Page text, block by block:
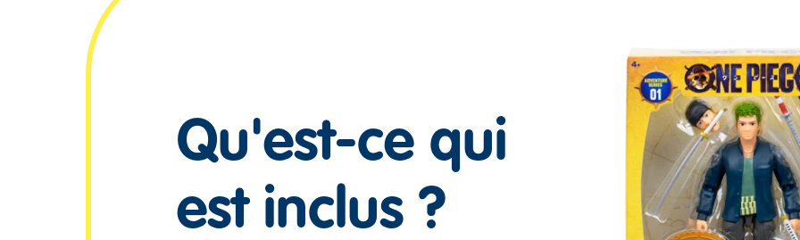
Qu'est-ce qui
est inclus ?